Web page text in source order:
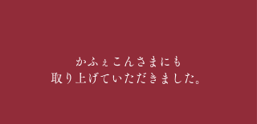
かふぇこんさまにも
取り上げていただきました。